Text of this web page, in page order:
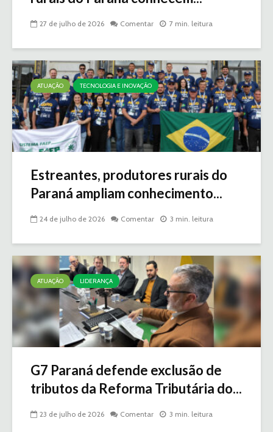
27 de julho de 2026 Comentar 7 min. leitura
ATUAÇÃO TECNOLOGIA E INOVAÇÃO
Estreantes, produtores rurais do
Paraná ampliam conhecimento...
24 de julho de 2026 Comentar 3 min. leitura
ATUAÇÃO LIDERANÇA
G7 Paraná defende exclusão de
tributos da Reforma Tributária do...
23 de julho de 2026 Comentar 3 min. leitura